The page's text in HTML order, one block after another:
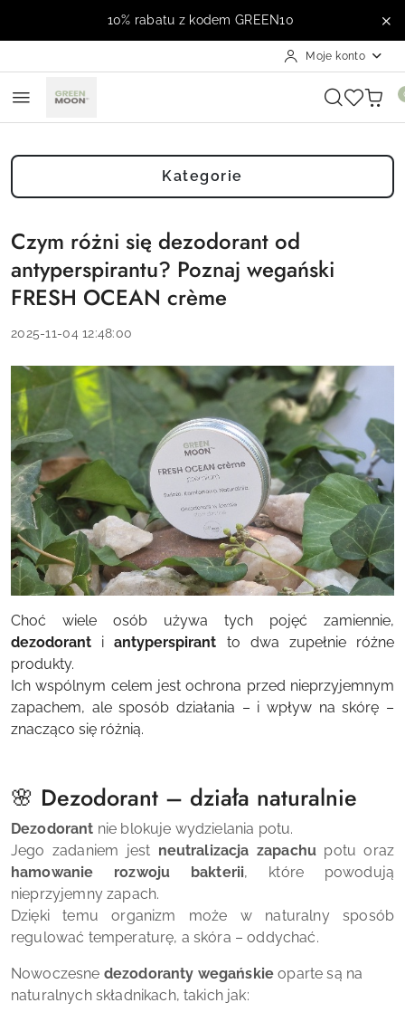
Przejdź do treści głównej
Przejdź do wyszukiwarki
Przejdź do moje konto
Przejdź do menu głównego
Przejdź do stopki10% rabatu z kodem GREEN10
Moje konto
Kategorie
Czym różni się dezodorant od
antyperspirantu? Poznaj wegański
FRESH OCEAN crème
2025-11-04 12:48:00
Choć wiele osób używa tych pojęć zamiennie,
dezodorant iantyperspirant to dwa zupełnie różne
produkty.
Ich wspólnym celem jest ochrona przed nieprzyjemnym
zapachem, ale sposób działania – i wpływ na skórę –
znacząco się różnią.
🌸 Dezodorant – działa naturalnie
Dezodorant nie blokuje wydzielania potu.
Jego zadaniem jest neutralizacja zapachu potu oraz
hamowanie rozwoju bakterii, które powodują
nieprzyjemny zapach.
Dzięki temu organizm może w naturalny sposób
regulować temperaturę, a skóra – oddychać.
Nowoczesne dezodoranty wegańskie oparte są na
naturalnych składnikach, takich jak: